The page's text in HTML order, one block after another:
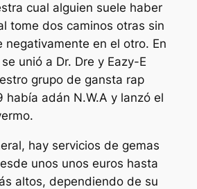
cual alguien suele haber
tome dos caminos otras sin
negativamente en el otro. En
unió a Dr. Dre y Eazy-E
grupo de gansta rap
había adán N.W.A y lanzó el
hay servicios de gemas
unos unos euros hasta
altos, dependiendo de su